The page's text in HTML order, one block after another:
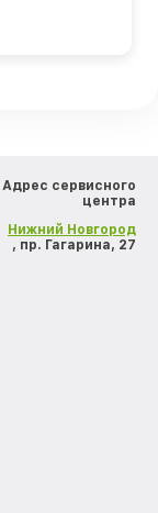
Адрес сервисного
центра
Нижний Новгород
, пр. Гагарина, 27